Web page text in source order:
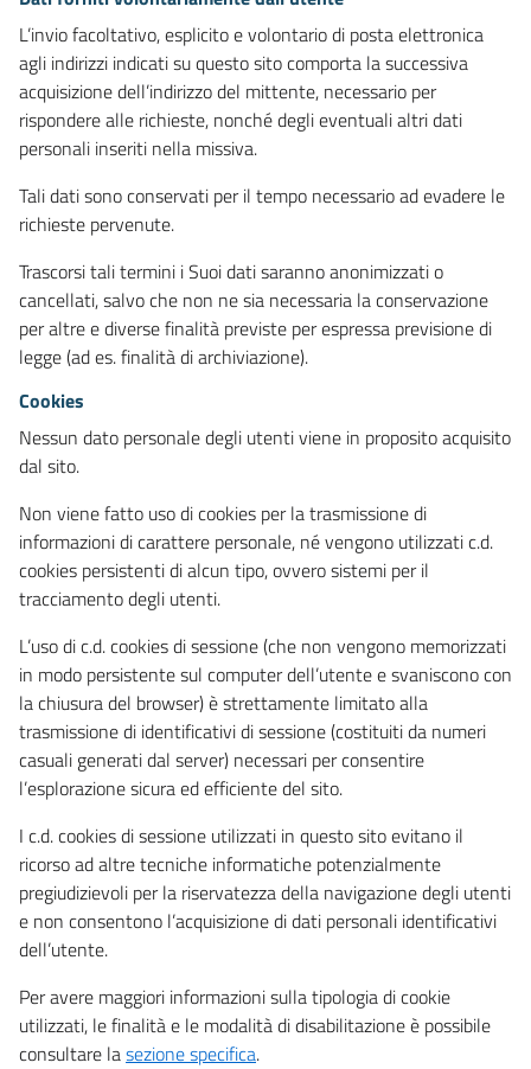
L’invio facoltativo, esplicito e volontario di posta elettronica
agli indirizzi indicati su questo sito comporta la successiva
acquisizione dell’indirizzo del mittente, necessario per
rispondere alle richieste, nonché degli eventuali altri dati
personali inseriti nella missiva.
Tali dati sono conservati per il tempo necessario ad evadere le
richieste pervenute.
Trascorsi tali termini i Suoi dati saranno anonimizzati o
cancellati, salvo che non ne sia necessaria la conservazione
per altre e diverse finalità previste per espressa previsione di
legge (ad es. finalità di archiviazione).
Cookies
Nessun dato personale degli utenti viene in proposito acquisito
dal sito.
Non viene fatto uso di cookies per la trasmissione di
informazioni di carattere personale, né vengono utilizzati c.d.
cookies persistenti di alcun tipo, ovvero sistemi per il
tracciamento degli utenti.
L’uso di c.d. cookies di sessione (che non vengono memorizzati
in modo persistente sul computer dell’utente e svaniscono con
la chiusura del browser) è strettamente limitato alla
trasmissione di identificativi di sessione (costituiti da numeri
casuali generati dal server) necessari per consentire
l’esplorazione sicura ed efficiente del sito.
I c.d. cookies di sessione utilizzati in questo sito evitano il
ricorso ad altre tecniche informatiche potenzialmente
pregiudizievoli per la riservatezza della navigazione degli utenti
e non consentono l’acquisizione di dati personali identificativi
dell’utente.
Per avere maggiori informazioni sulla tipologia di cookie
utilizzati, le finalità e le modalità di disabilitazione è possibile
consultare lasezione specifica.